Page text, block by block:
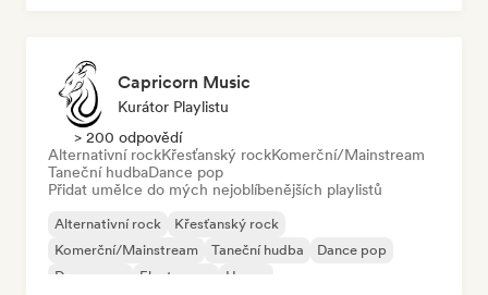
Capricorn Music
Kurátor Playlistu
> 200 odpovědí
Alternativní rockKřesťanský rockKomerční/Mainstream
Taneční hudbaDance pop
Přidat umělce do mých nejoblíbenějších playlistů
Alternativní rock
Křesťanský rock
Komerční/Mainstream
Taneční hudba
Dance pop
Dream pop
Electropop House